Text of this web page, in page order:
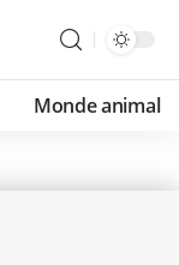
Monde animal